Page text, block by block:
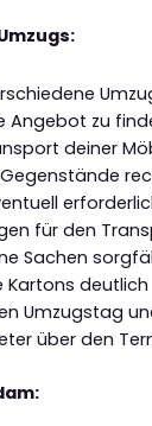
Angebot zu
deiner
für den
Sachen
Kartons deutlich
Umzugstag
über den